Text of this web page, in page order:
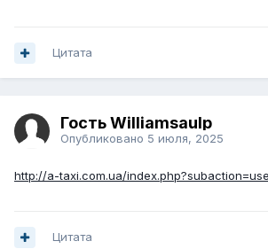
Цитата
Гость Williamsaulp
Опубликовано 5 июля, 2025
http://a-taxi.com.ua/
Цитата